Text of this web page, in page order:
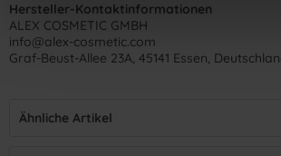
Hersteller-Kontaktinformationen
ALEX COSMETIC GMBH
info@alex-cosmetic.com
Graf-Beust-Allee 23A, 45141 Essen,
Ähnliche Artikel